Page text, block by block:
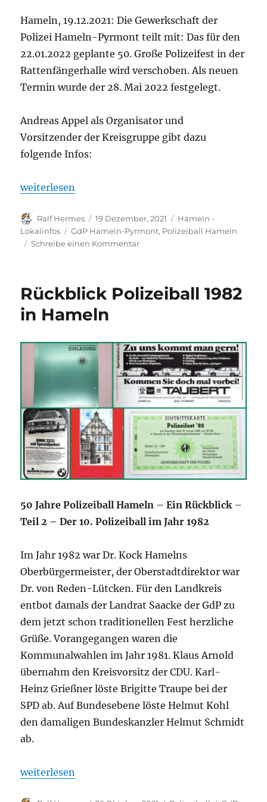
Hameln, 19.12.2021: Die Gewerkschaft der
Polizei Hameln-Pyrmont teilt mit: Das für den
22.01.2022 geplante 50. Große Polizeifest in der
Rattenfängerhalle wird verschoben. Als neuen
Termin wurde der 28. Mai 2022 festgelegt.
Andreas Appel als Organisator und
Vorsitzender der Kreisgruppe gibt dazu
folgende Infos:
„Polizeiball Hameln verschoben.“
weiterlesen
Autor
Ralf Hermes
Veröffentlicht
am
19 Dezember, 2021 Kategorien
Hameln -
Lokalinfos
Schlagwörter
GdP Hameln-Pyrmont, Polizeiball Hameln
Schreibe einen Kommentarzu
Rückblick Polizeiball 1982
in Hameln
50 Jahre Polizeiball Hameln – Ein Rückblick–
Teil 2 – Der 10. Polizeiball im Jahr 1982
Im Jahr 1982 war Dr. Kock Hamelns
Oberbürgermeister, der Oberstadtdirektor war
Dr. von Reden-Lütcken. Für den Landkreis
entbot damals der Landrat Saacke der GdP zu
dem jetzt schon traditionellen Fest herzliche
Grüße. Vorangegangen waren die
Kommunalwahlen im Jahr 1981. Klaus Arnold
übernahm den Kreisvorsitz der CDU. Karl-
Heinz Grießner löste Brigitte Traupe bei der
SPD ab. Auf Bundesebene löste Helmut Kohl
den damaligen Bundeskanzler Helmut Schmidt
ab.
„Rückblick Polizeiball 1982 in Hameln“
weiterlesen